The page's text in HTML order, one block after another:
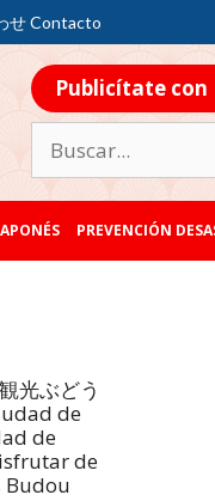
せ Contacto
Publicítate con
PREVENCIÓN
光ぶどう
de
de
de
Budou